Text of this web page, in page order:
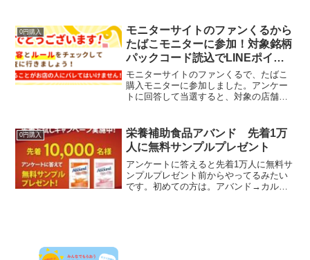
ントリーし...
0円購入
モニターサイトのファンくるから
たばこモニターに参加！対象銘柄
パックコード読込でLINEポイン
ト500Ptも
モニターサイトのファンくるで、たばこ
購入モニターに参加しました。アンケー
トに回答して当選すると、対象の店舗で
は購入金額の2倍の謝礼だったので参加し
てきました。ローソンで...
0円購入
栄養補助食品アバンド 先着1万
人に無料サンプルプレゼント
アンケートに答えると先着1万人に無料サ
ンプルプレゼント前からやってるみたい
です。初めての方は。アバンド→カルシ